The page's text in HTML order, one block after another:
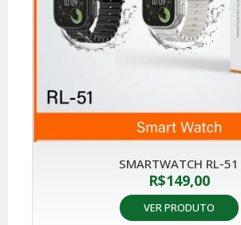
SMARTWATCH RL-51
R$149,00
VER PRODUTO